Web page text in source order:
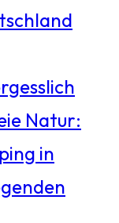
Natur:
in